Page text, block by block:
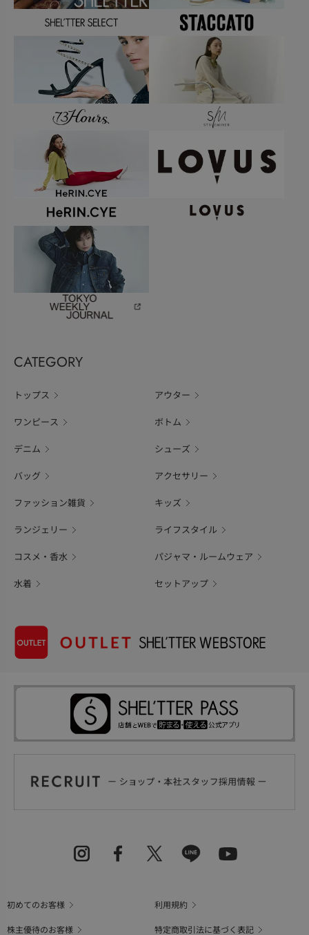
CATEGORY
トップス アウター
ワンピース ボトム
デニム シューズ
バッグ アクセサリー
ファッション雑貨 キッズ
ランジェリー ライフスタイル
コスメ・香水 パジャマ・ルームウェア
水着 セットアップ
初めてのお客様
利用規約
株主優待のお客様
特定商取引法に基づく表記